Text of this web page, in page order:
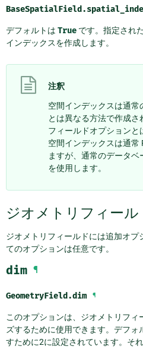
BaseSpatialField.
デフォルトは True です。指定され
インデックスを作成します。
注釈
空間インデックスは通常
とは異なる方法で作成さ
フィールドオプションと
空間インデックスは通常
ますが、通常のデータベ
を使用します。
ジオメトリフィー
ジオメトリフィールドには追加オ
てのオプションは任意です。
dim ¶
GeometryField.dim ¶
このオプションは、ジオメトリフィ
ズするために使用できます。デフ
すために2に設定されています。そ